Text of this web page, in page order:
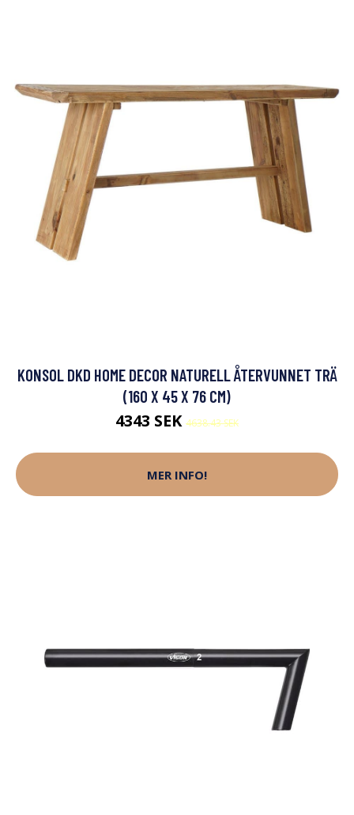
KONSOL DKD HOME DECOR NATURELL ÅTERVUNNET TRÄ
(160 X 45 X 76 CM)
4343 SEK 4638.43 SEK
MER INFO!